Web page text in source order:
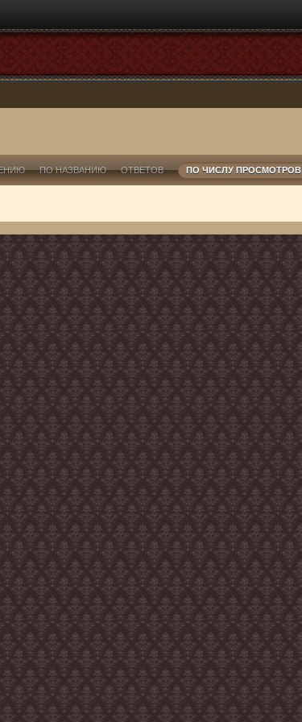
ПО НАЗВАНИЮ ОТВЕТОВ ПО ЧИСЛУ ПРОСМОТРОВ